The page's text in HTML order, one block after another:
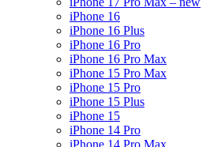
iPhone 16
iPhone 16 Plus
iPhone 16 Pro
iPhone 16 Pro Max
iPhone 15 Pro Max
iPhone 15 Pro
iPhone 15 Plus
iPhone 15
iPhone 14 Pro
iPhone 14 Pro Max